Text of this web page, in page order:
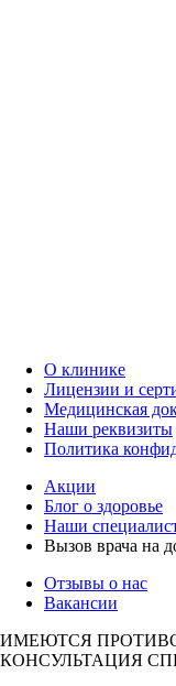
О клинике
Лицензии и
Медицинская
Наши реквизиты
Политика
Акции
Блог о здоровье
Наши
Вызов врача на
Отзывы о нас
Вакансии
ИМЕЮТСЯ
КОНСУЛЬТАЦИЯ